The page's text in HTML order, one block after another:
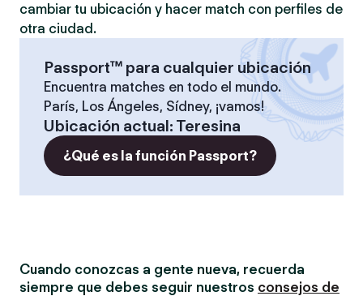
cambiar tu ubicación y hacer match con perfiles de
otra ciudad.
Passport™ para cualquier ubicación
Encuentra matches en todo el mundo.
París, Los Ángeles, Sídney, ¡vamos!
Ubicación actual: Teresina
¿Qué es la función Passport?
Cuando conozcas a gente nueva, recuerda
siempre que debes seguir nuestros consejos de